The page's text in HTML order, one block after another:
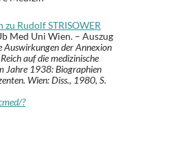
Rudolf STRISOWER
Med Uni Wien. – Auszug
Auswirkungen der Annexion
auf die medizinische
Jahre 1938: Biographien
Wien: Diss., 1980, S.
?
1938 [131]